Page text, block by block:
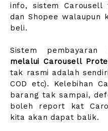
info, sistem Carousell
dan Shopee
beli.
Sistem pembayaran
melalui Carousell
tak rasmi adalah
COD etc). Kelebihan
barang tak sampai,
boleh report kat
kita akan dapat balik.